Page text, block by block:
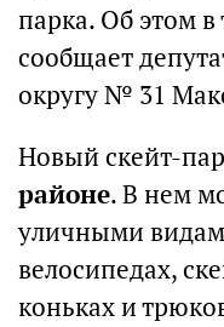
парка.​ Об этом в
сообщает
округу № 31
Новый скейт-
районе. В нем
уличными
велосипедах,
коньках и